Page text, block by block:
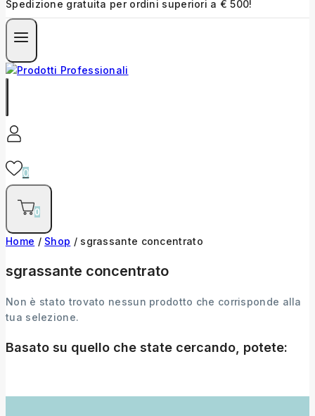
Spedizione gratuita per ordini superiori a € 500!
0
0
Home / Shop / sgrassante concentrato
sgrassante concentrato
Non è stato trovato nessun prodotto che corrisponde alla
tua selezione.
Basato su quello che state cercando, potete: